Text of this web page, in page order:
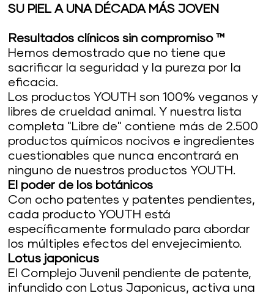
SU PIEL A UNA DÉCADA MÁS JOVEN
Resultados clínicos sin compromiso ™
Hemos demostrado que no tiene que
sacrificar la seguridad y la pureza por la
eficacia.
Los productos YOUTH son 100% veganos y
libres de crueldad animal. Y nuestra lista
completa "Libre de" contiene más de 2.500
productos químicos nocivos e ingredientes
cuestionables que nunca encontrará en
ninguno de nuestros productos YOUTH.
El poder de los botánicos
Con ocho patentes y patentes pendientes,
cada producto YOUTH está
específicamente formulado para abordar
los múltiples efectos del envejecimiento.
Lotus japonicus
El Complejo Juvenil pendiente de patente,
infundido con Lotus Japonicus, activa una